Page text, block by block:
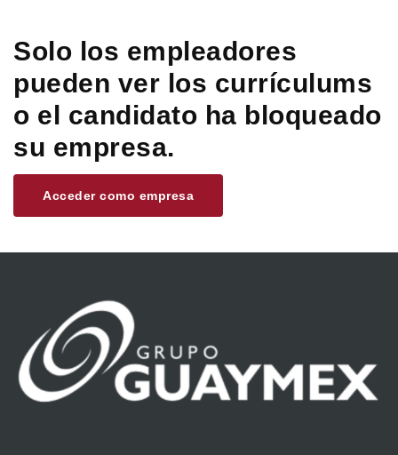
Solo los empleadores
pueden ver los currículums
o el candidato ha bloqueado
su empresa.
Acceder como empresa